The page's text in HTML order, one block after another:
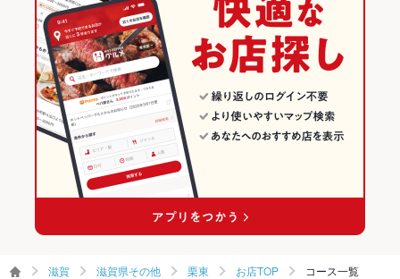
洋・和洋・各国料理・その他
滋賀県その他 × ダイニングバー・バル
滋賀県その他 × 洋・和洋・各国料理・その他
栗東駅 × ダイニングバー・バル
栗東駅 × 洋・和洋・各国料理・その他
滋賀 × 居酒屋
滋賀 × 海鮮
滋賀 × ダイニングバー・バル
滋賀 × 洋・和洋・各国料理・その他
滋賀県その他のグルメランキング
滋賀県その他の居酒屋ランキング
滋賀県その他の海鮮ランキング
栗東のグルメランキング
栗東の居酒屋ランキング
滋賀 滋賀県その他 栗東 お店TOP コース一覧